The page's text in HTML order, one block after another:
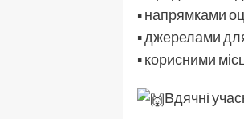
▪️ напрямками
▪️ джерелами
▪️ корисними
Вдячні